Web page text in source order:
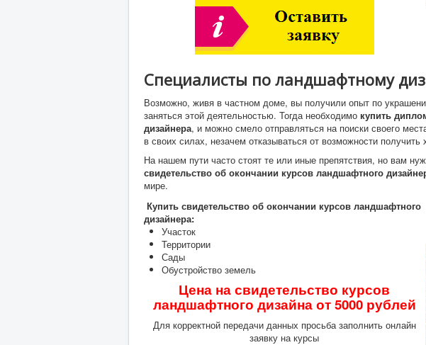
Специалисты по ландшафтному
Возможно, живя в частном доме, вы получили опыт по
заняться этой деятельностью. Тогда необходимо купить
дизайнера, и можно смело отправляться на поиски своего
в своих силах, незачем отказываться от возможности
На нашем пути часто стоят те или иные препятствия, но вам
свидетельство об окончании курсов ландшафтного
мире.
Купить свидетельство об окончании курсов ландшафтного
дизайнера:
Участок
Территории
Сады
Обустройство земель
Цена на свидетельство курсов
ландшафтного дизайнаот 5000 рублей
Для корректной передачи данных просьба заполнить онлайн
заявку на курсы